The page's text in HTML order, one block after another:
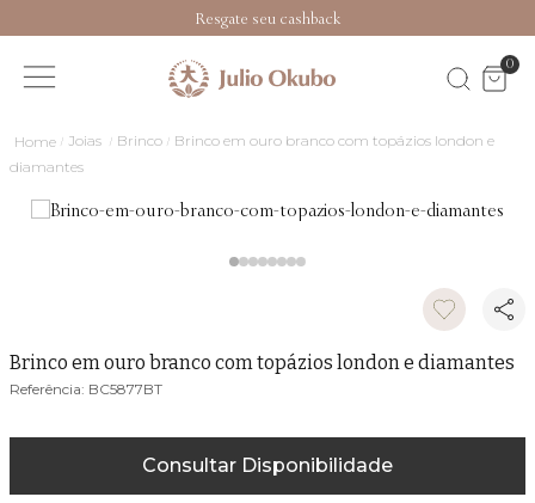
Resgate seu cashback
0
Joias Brinco
Brinco em ouro branco com topázios london e
diamantes
Brinco em ouro branco com topázios london e diamantes
BC5877BT
Consultar Disponibilidade